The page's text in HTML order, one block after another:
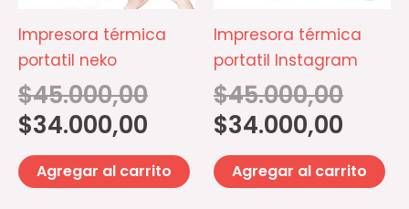
Impresora térmica
portatil neko
$45.000,00
$34.000,00
Agregar al carrito
Impresora térmica
portatil Instagram
$45.000,00
$34.000,00
Agregar al carrito